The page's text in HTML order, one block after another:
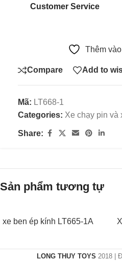
Customer Service
Thêm
Compare Add to
Mã: LT668-1
Categories: Xe chạy pin và
Share:
Sản phẩm tương tự
xe ben ép kính LT665-1A
LONG THUY TOYS 2018 |